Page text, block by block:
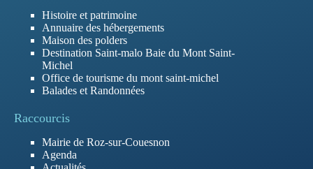
Histoire et patrimoine
Annuaire des hébergements
Maison des polders
Destination Saint-malo Baie du Mont Saint-
Michel
Office de tourisme du mont saint-michel
Balades et Randonnées
Raccourcis
Mairie de Roz-sur-Couesnon
Agenda